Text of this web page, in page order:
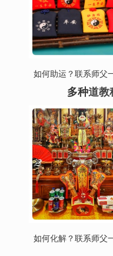
如何助运？联系师父
多种道教
如何化解？联系师父